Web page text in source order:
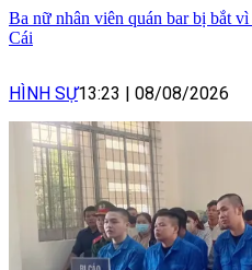
Ba nữ nhân viên quán bar bị bắt
Cái
HÌNH SỰ13:23 | 08/08/2026